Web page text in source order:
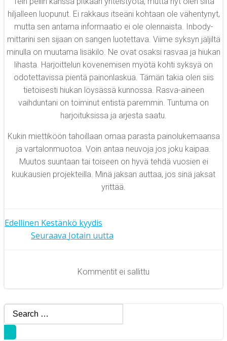
hiljalleen luopunut. Ei rakkaus itseäni kohtaan ole vähentynyt,
mutta sen antama informaatio ei ole olennaista. Inbody-
mittarini sen sijaan on sangen luotettava. Viime syksyn jäljiltä
minulla on muutama lisäkilo. Ne ovat osaksi rasvaa ja hiukan
lihasta. Harjoittelun kovenemisen myötä kohti syksyä on
odotettavissa pientä painonlaskua. Tämän takia olen siis
tietoisesti hiukan löysässä kunnossa. Rasva-aineen
vaihduntani on toiminut entistä paremmin. Tuntuma on
harjoituksissa ja arjesta saatu.
Kukin miettiköön tahoillaan omaa parasta painolukemaansa
ja vartalonmuotoa. Voin antaa neuvoja jos joku kaipaa.
Muutos suuntaan tai toiseen on hyvä tehdä vuosien ei
kuukausien projekteilla. Minä jaksan auttaa, jos sinä jaksat
yrittää.
Artikkelien
Edellinen Kestänkö kyydis
Artikkelien
Seuraava Jotain uutta
Kommentit ei sallittu
Search
for: